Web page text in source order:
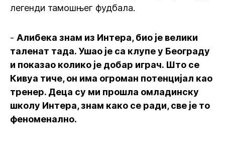
легенди тамошњег фудбала.
- Алибека знам из Интера, био је велики
таленат тада. Ушао је са клупе у Београду
и показао колико је добар играч. Што се
Кивуа тиче, он има огроман потенцијал као
тренер. Деца су ми прошла омладинску
школу Интера, знам како се ради, све је то
феноменално.